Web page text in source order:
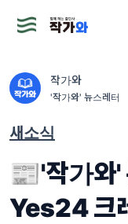
작가와
'작가와' 뉴스레터
새소식
📰'작가와'
Yes24 크